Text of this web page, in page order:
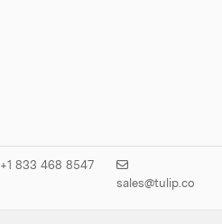
+1 833 468 8547
sales@tulip.co